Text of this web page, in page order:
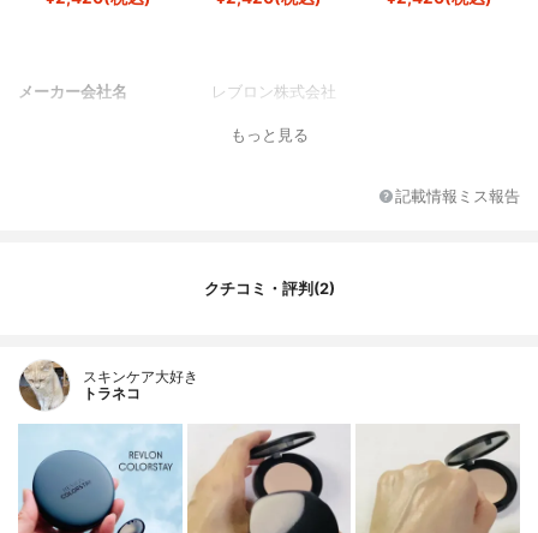
メーカー会社名 レブロン株式会社
もっと見る
記載情報ミス報告
クチコミ・評判(2)
スキンケア大好き
トラネコ